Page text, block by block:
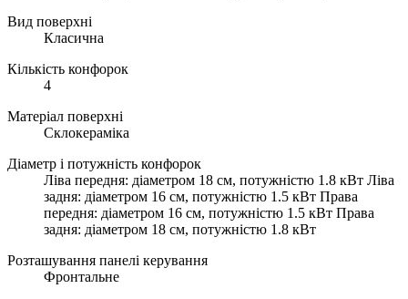
Вид поверхні
Класична
Кількість конфорок
4
Матеріал поверхні
Склокераміка
Діаметр і потужність конфорок
Ліва передня: діаметром 18 см, потужністю 1.8 кВт Ліва
задня: діаметром 16 см, потужністю 1.5 кВт Права
передня: діаметром 16 см, потужністю 1.5 кВт Права
задня: діаметром 18 см, потужністю 1.8 кВт
Розташування панелі керування
Фронтальне